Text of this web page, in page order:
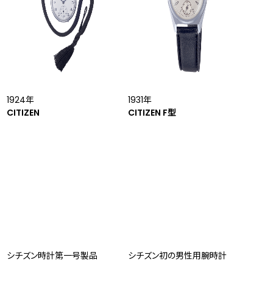
1924年
CITIZEN
シチズン時計第一号製品
1931年
CITIZEN F型
シチズン初の男性用腕時計